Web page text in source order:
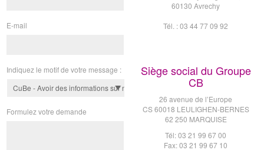
E-mail
Indiquez le motif de votre message :
Formulez votre demande
60130 Avrechy
Tél. : 03 44 77 09 92
Siège social du Groupe
CB
26 avenue de l’Europe
CS 60018 LEULIGHEN-BERNES
62 250 MARQUISE
Tél: 03 21 99 67 00
Fax: 03 21 99 67 10